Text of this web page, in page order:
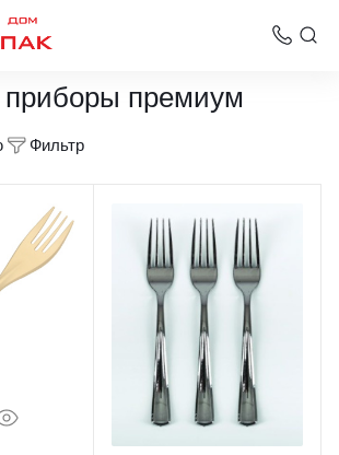
премиум
премиум
Фильтр